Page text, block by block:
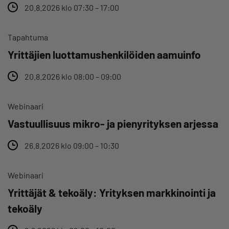
20.8.2026 klo 07:30 – 17:00
Tapahtuma
Yrittäjien luottamushenkilöiden aamuinfo
20.8.2026 klo 08:00 – 09:00
Webinaari
Vastuullisuus mikro- ja pienyrityksen arjessa
26.8.2026 klo 09:00 – 10:30
Webinaari
Yrittäjät & tekoäly: Yrityksen markkinointi ja
tekoäly